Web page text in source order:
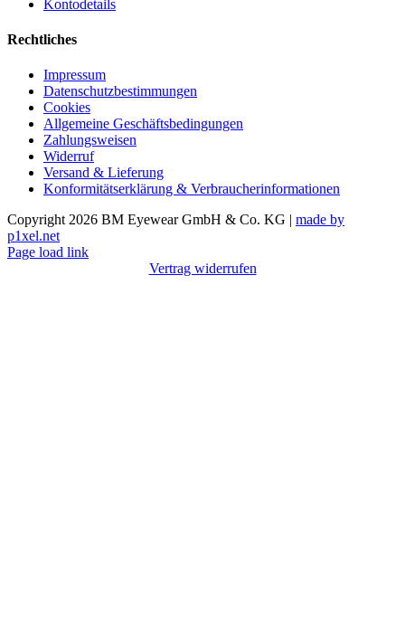
Kontodetails
Rechtliches
Impressum
Datenschutzbestimmungen
Cookies
Allgemeine Geschäftsbedingungen
Zahlungsweisen
Widerruf
Versand & Lieferung
Konformitätserklärung & Verbraucherinformationen
Copyright 2026 BM Eyewear GmbH & Co. KG | made by
p1xel.net
Page load link
Vertrag widerrufen